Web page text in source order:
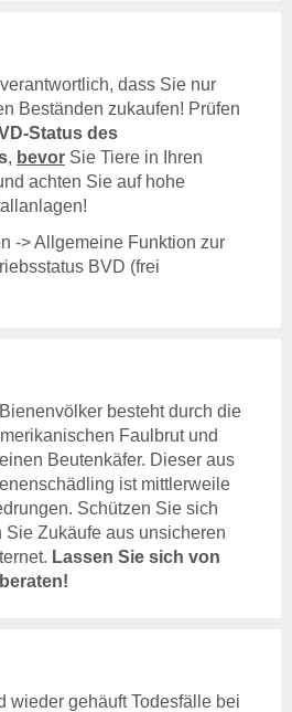
Allgemeines
Ansprechpartner
Aktuelles & Fachbeiträge
Tiergesundheitsprogramme
Projekte
Geflügelgesundheit
Allgemeines
Ansprechpartner
Allgemeines
Ansprechpartner
Aktuelles & Fachbeiträge
Tiergesundheitsprogramme
Projekte
Pferdegesundheit
Allgemeines
dass Sie nur
Beständen zukaufen! Prüfen
Status des
, bevor Sie Tiere in Ihren
achten Sie auf hohe
-> Allgemeine Funktion zur
BVD (frei
besteht durch die
Faulbrut und
Beutenkäfer. Dieser aus
ist mittlerweile
Schützen Sie sich
Sie Zukäufe aus unsicheren
Lassen Sie sich von
wieder gehäuft Todesfälle bei